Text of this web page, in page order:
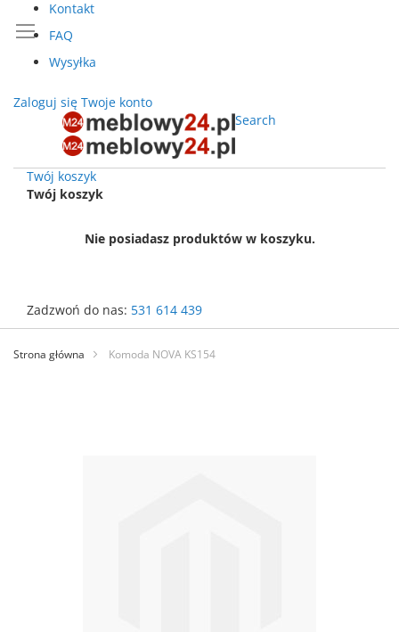
Kontakt
FAQ
Wysyłka
Zaloguj się Twoje konto
Search
Twój koszyk
Twój koszyk
Nie posiadasz produktów w koszyku.
Zadzwoń do nas: 531 614 439
Przejdź
treści
Strona główna Komoda NOVA KS154